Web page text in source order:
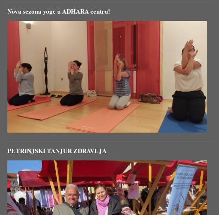
Nova sezona yoge u ADHARA centru!
PETRINJSKI TANJUR ZDRAVLJA